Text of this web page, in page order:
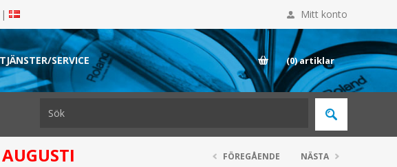
| Mitt konto
TJÄNSTER/SERVICE (0)artiklar
FÖREGÅENDE NÄSTA